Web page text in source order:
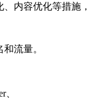
内容优化等措施，
流量。